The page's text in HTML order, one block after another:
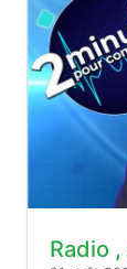
Radio